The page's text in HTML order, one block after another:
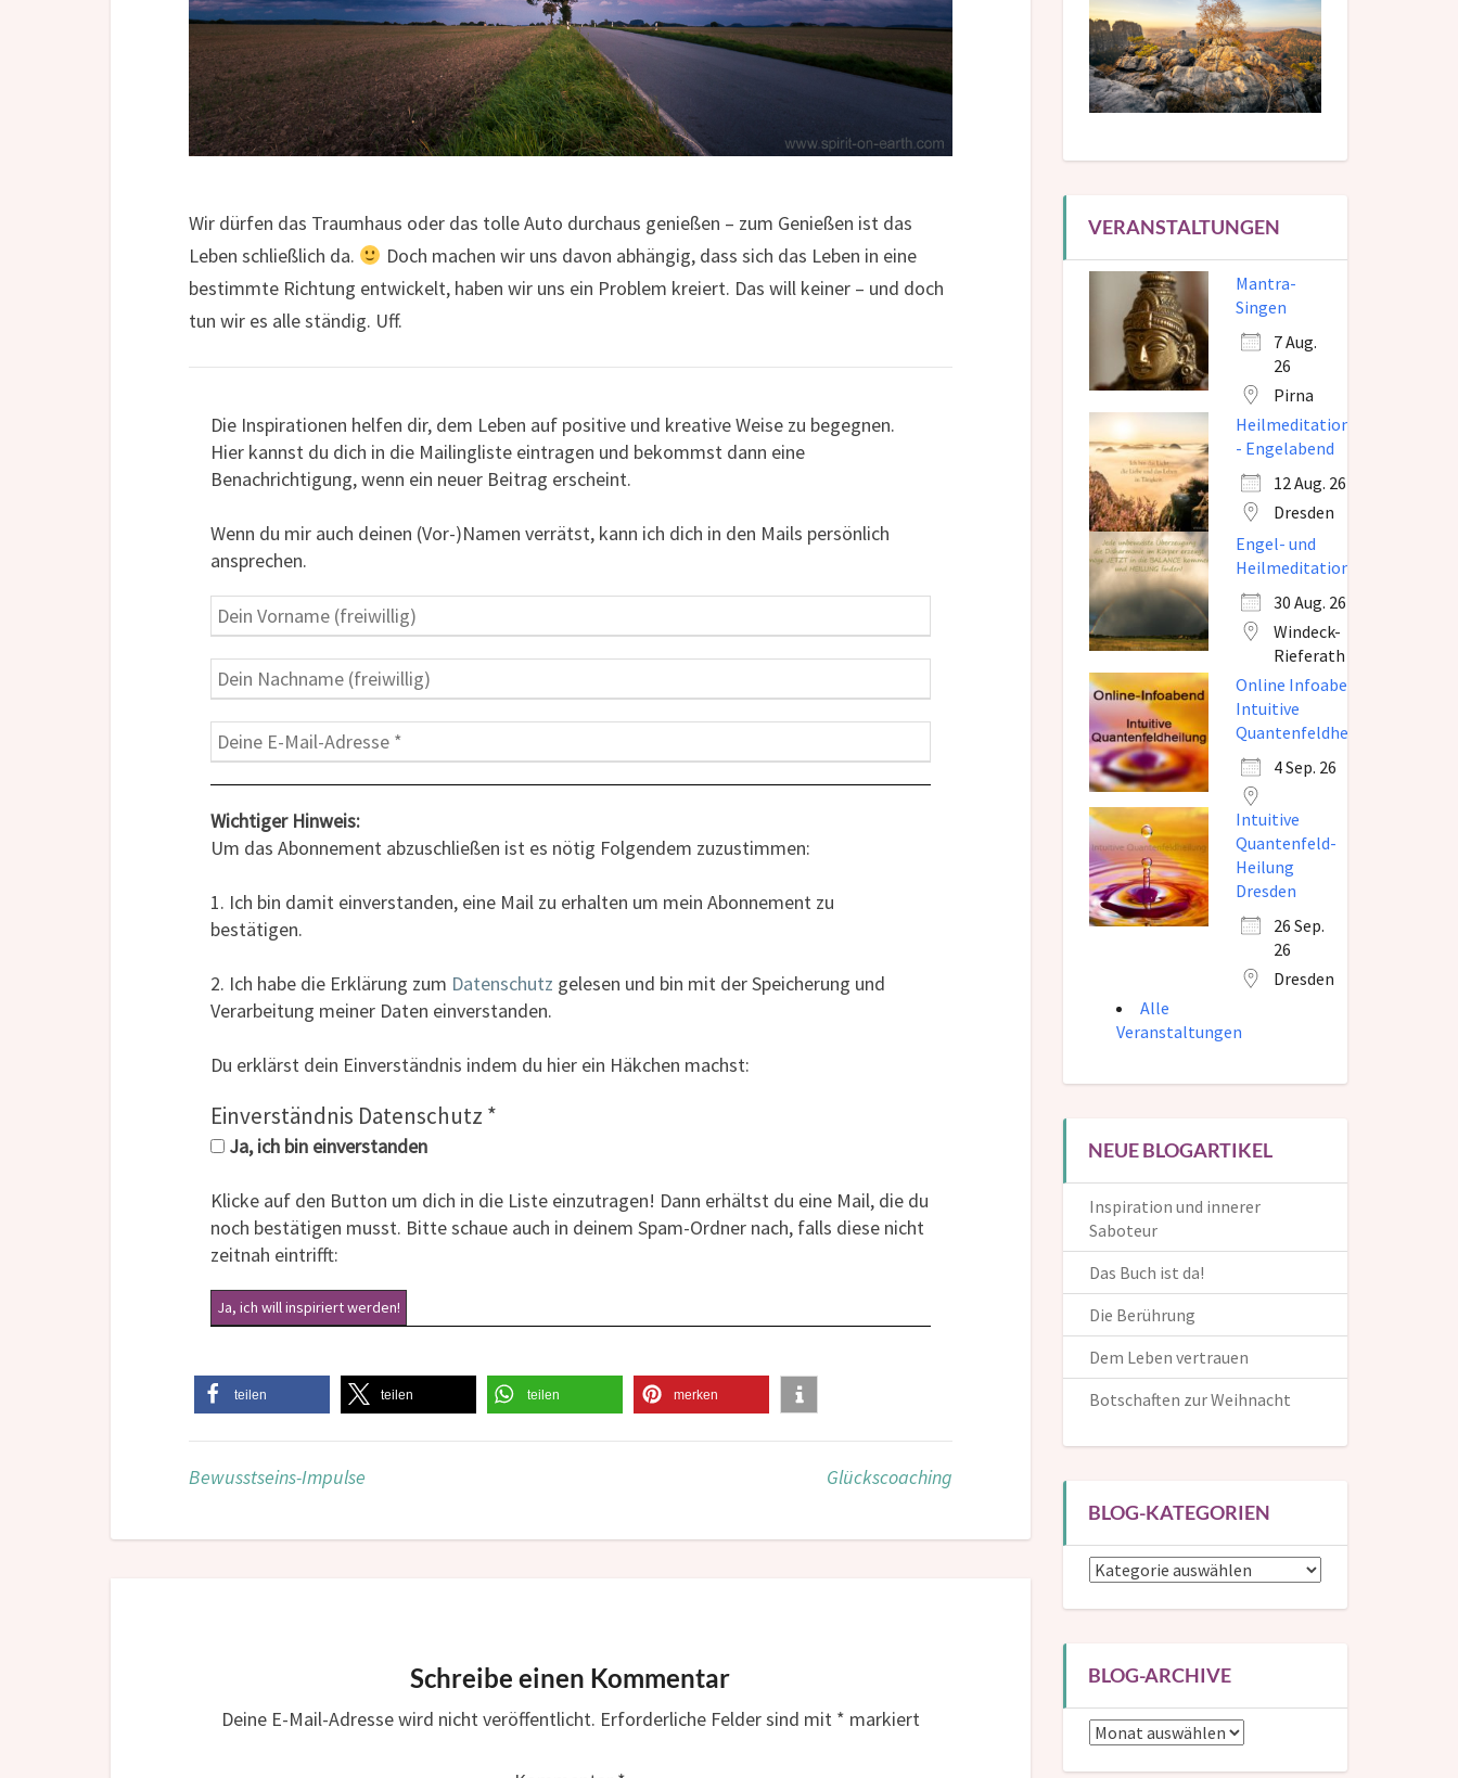
Wir dürfen das Traumhaus oder das tolle Auto durchaus genießen – zum Genießen ist das
Leben schließlich da.
Doch machen wir uns davon abhängig, dass sich das Leben in eine
bestimmte Richtung entwickelt, haben wir uns ein Problem kreiert. Das will keiner – und doch
tun wir es alle ständig. Uff.
Die Inspirationen helfen dir, dem Leben auf positive und kreative Weise zu begegnen.
Hier kannst du dich in die Mailingliste eintragen und bekommst dann eine
Benachrichtigung, wenn ein neuer Beitrag erscheint.
Wenn du mir auch deinen (Vor-)Namen verrätst, kann ich dich in den Mails persönlich
ansprechen.
Wichtiger Hinweis:
Um das Abonnement abzuschließen ist es nötig Folgendem zuzustimmen:
1. Ich bin damit einverstanden, eine Mail zu erhalten um mein Abonnement zu
bestätigen.
2. Ich habe die Erklärung zum Datenschutz gelesen und bin mit der Speicherung und
Verarbeitung meiner Daten einverstanden.
Du erklärst dein Einverständnis indem du hier ein Häkchen machst:
Einverständnis Datenschutz *
Ja, ich bin einverstanden
Klicke auf den Button um dich in die Liste einzutragen! Dann erhältst du eine Mail, die du
noch bestätigen musst. Bitte schaue auch in deinem Spam-Ordner nach, falls diese nicht
zeitnah eintrifft:
teilen teilen teilen merken
Bewusstseins-Impulse Glückscoaching
Schreibe einen Kommentar
Deine E-Mail-Adresse wird nicht veröffentlicht. Erforderliche Felder sind mit * markiert
VERANSTALTUNGEN
Mantra-
Singen
7 Aug.
26
Pirna
Heilmeditation
- Engelabend
12 Aug. 26
Dresden
Engel- und
Heilmeditation
30 Aug. 26
Windeck-
Rieferath
Online Infoabend
Intuitive
Quantenfeldheilung
4 Sep. 26
Intuitive
Quantenfeld-
Heilung
Dresden
26 Sep.
26
Dresden
Alle
Veranstaltungen
NEUE BLOGARTIKEL
Inspiration und innerer
Saboteur
Das Buch ist da!
Die Berührung
Dem Leben vertrauen
Botschaften zur Weihnacht
BLOG-KATEGORIEN
Blog-
BLOG-ARCHIVE
Blog-